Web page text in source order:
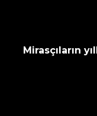
Mirasçıların